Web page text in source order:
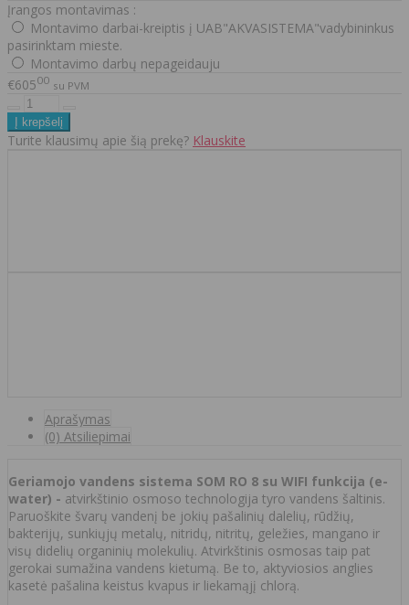
Įrangos montavimas :
Montavimo darbai-kreiptis į UAB"AKVASISTEMA"vadybininkus
pasirinktam mieste.
Montavimo darbų nepageidauju
€60500 su PVM
Turite klausimų apie šią prekę? Klauskite
Aprašymas
(0) Atsiliepimai
Geriamojo vandens sistema SOM RO 8 su WIFI funkcija (e-
water) - atvirkštinio osmoso technologija tyro vandens šaltinis.
Paruoškite švarų vandenį be jokių pašalinių dalelių, rūdžių,
bakterijų, sunkiųjų metalų, nitridų, nitritų, geležies, mangano ir
visų didelių organinių molekulių. Atvirkštinis osmosas taip pat
gerokai sumažina vandens kietumą. Be to, aktyviosios anglies
kasetė pašalina keistus kvapus ir liekamąjį chlorą.